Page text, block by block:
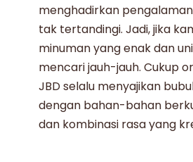
menghadirkan
tak tertandingi. Jadi, jika
minuman yang enak dan
mencari jauh-jauh. Cukup
JBD selalu menyajikan
dengan bahan-bahan
dan kombinasi rasa yang